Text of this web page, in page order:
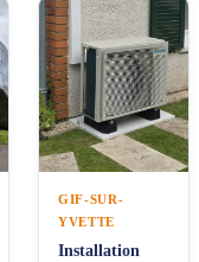
GIF-SUR-
YVETTE
Installation